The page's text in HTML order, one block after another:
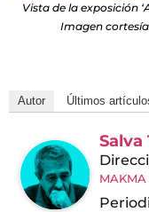
Vista de la exposición
Imagen
Autor Últimos
Salva
MAKMA